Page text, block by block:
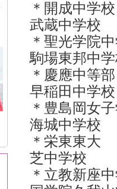
＊開成
武蔵中学校
＊聖光
駒場東邦中
＊慶應
早稲田中
＊豊島
海城中
＊栄東
芝中
＊立教